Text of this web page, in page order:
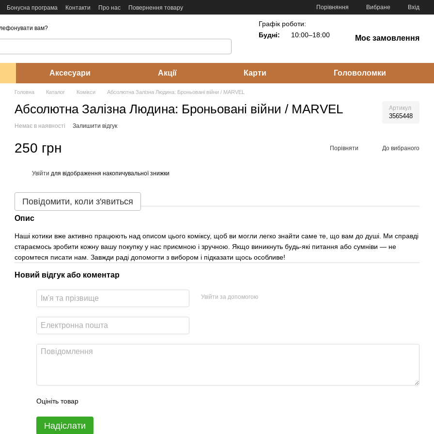
Бонусна програма Контакти Про нас
Повернення товару
Порівняння Вибране Вхід
вам?
Графік роботи:
Будні:
10:00–18:00 Моє замовлення
Аксесуари Акції Карти Головоломки
Головна Каталог Комікси Абсолютна Залізна Людина: Броньовані війни / MARVEL
Абсолютна Залізна Людина: Броньовані війни / MARVEL Артикул
3565448
Немає в наявності Залишити відгук
250 грн Порівняти До вибраного
Увійти для відображення накопичувальної знижки
Повідомити, коли з'явиться
Опис
Наші котики вже активно працюють над описом цього коміксу, щоб ви могли легко знайти саме те, що вам до душі. Ми справді
стараємось зробити кожну вашу покупку у нас приємною і зручною. Якщо виникнуть будь-які питання або сумніви — не
соромтеся писати нам. Завжди раді допомогти з вибором і підказати щось особливе!
Новий відгук або коментар
Увійти за допомогою
Оцініть товар
Надіслати